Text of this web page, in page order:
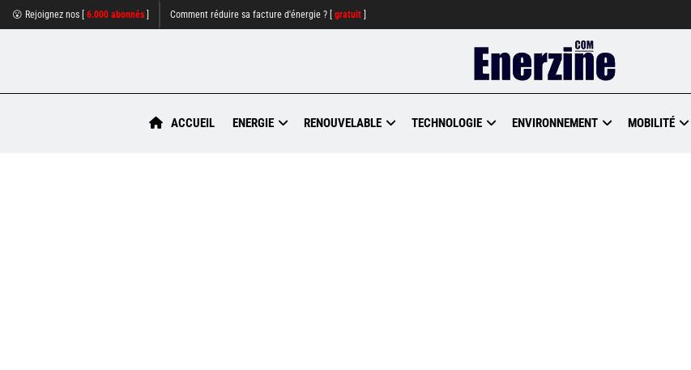
😮 Rejoignez nos [ 6.000 abonnés Comment réduire sa facture d'énergie ? [ gratuit
ACCUEIL ENERGIE RENOUVELABLE TECHNOLOGIE ENVIRONNEMENT MOBILITÉ